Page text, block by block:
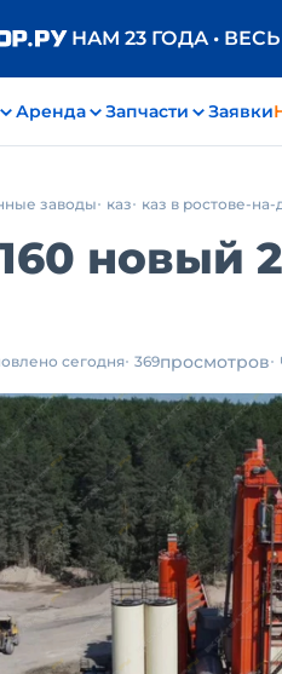
НАМ 23 ГОДА •
Аренда Запчасти Заявки
заводы каз каз в ростове-на-
новый
сегодня 369просмотров